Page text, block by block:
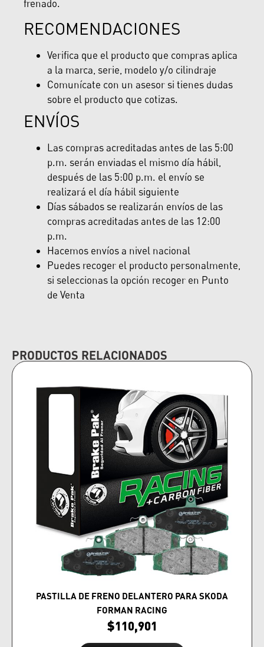
frenado.
RECOMENDACIONES
Verifica que el producto que compras aplica
a la marca, serie, modelo y/o cilindraje
Comunícate con un asesor si tienes dudas
sobre el producto que cotizas.
ENVÍOS
Las compras acreditadas antes de las 5:00
p.m. serán enviadas el mismo día hábil,
después de las 5:00 p.m. el envío se
realizará el día hábil siguiente
Días sábados se realizarán envíos de las
compras acreditadas antes de las 12:00
p.m.
Hacemos envíos a nivel nacional
Puedes recoger el producto personalmente,
si seleccionas la opción recoger en Punto
de Venta
PRODUCTOS RELACIONADOS
PASTILLA DE FRENO DELANTERO PARA SKODA
FORMAN RACING
$110,901